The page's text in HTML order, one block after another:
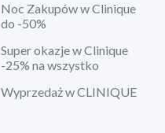
Noc Zakupów w Clinique
do -50%
Super okazje w Clinique
-25% na wszystko
Wyprzedaż w CLINIQUE